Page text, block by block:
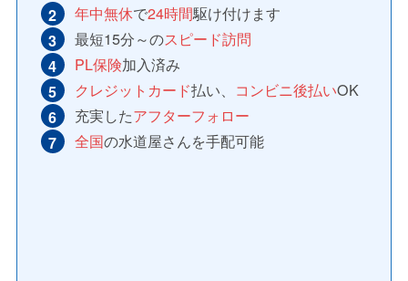
年中無休で24時間駆け付けます
最短15分～のスピード訪問
PL保険加入済み
クレジットカード払い、 コンビニ後払いOK
充実したアフターフォロー
全国の水道屋さんを手配可能